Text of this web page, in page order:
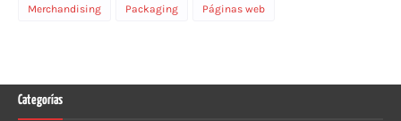
Merchandising Packaging Páginas web
Categorías